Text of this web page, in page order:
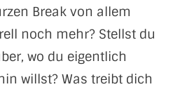
Break von allem
noch mehr? Stellst du
wo du eigentlich
willst? Was treibt dich